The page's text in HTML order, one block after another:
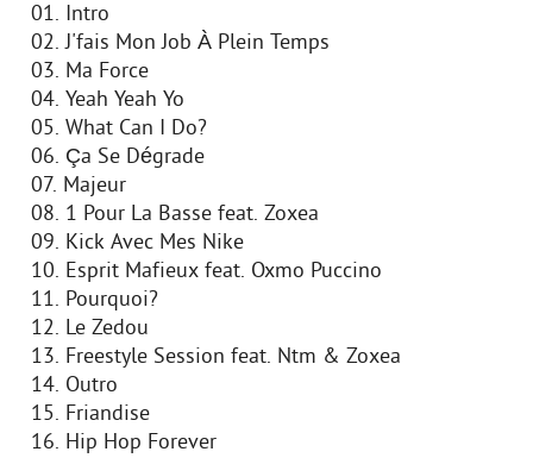
01. Intro
02. J'fais Mon Job À Plein Temps
03. Ma Force
04. Yeah Yeah Yo
05. What Can I Do?
06. Ça Se Dégrade
07. Majeur
08. 1 Pour La Basse feat. Zoxea
09. Kick Avec Mes Nike
10. Esprit Mafieux feat. Oxmo Puccino
11. Pourquoi?
12. Le Zedou
13. Freestyle Session feat. Ntm & Zoxea
14. Outro
15. Friandise
16. Hip Hop Forever